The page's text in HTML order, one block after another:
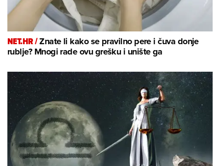
NET.HR /Znate li kako se pravilno pere i čuva donje
rublje? Mnogi rade ovu grešku i unište ga